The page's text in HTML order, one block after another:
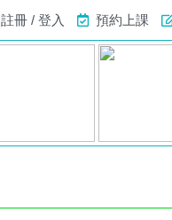
註冊 / 登入 預約上課